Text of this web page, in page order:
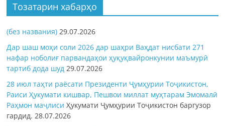
Тозатарин хабарҳо
(без названия) 29.07.2026
Дар шаш моҳи соли 2026 дар шаҳри Ваҳдат нисбати 271
нафар ноболиғ парвандаҳои ҳуқуқвайронкунии маъмурӣ
тартиб дода шуд 29.07.2026
28 июл таҳти раёсати Президенти Ҷумҳурии Тоҷикистон,
Раиси Ҳукумати кишвар, Пешвои миллат муҳтарам Эмомалӣ
Раҳмон маҷлисиҲукумати Ҷумҳурии Тоҷикистон баргузор
гардид.28.07.2026